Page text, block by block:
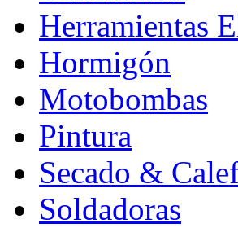
Herramientas
Hormigón
Motobombas
Pintura
Secado &
Soldadoras